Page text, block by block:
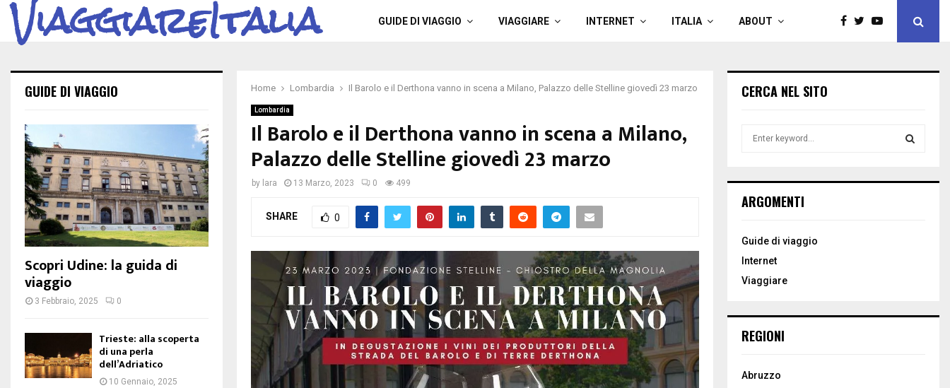
ViaggiareItalia GUIDE DI VIAGGIO VIAGGIARE INTERNET ITALIA ABOUT
Home Lombardia Il Barolo e il Derthona vanno in scena a Milano, Palazzo delle Stelline giovedì 23 marzo
Lombardia
Il Barolo e il Derthona vanno in scena a Milano,
Palazzo delle Stelline giovedì 23 marzo
by lara 13 Marzo, 2023 0 499
SHARE 0
GUIDE DI VIAGGIO
Scopri Udine: la guida di
viaggio
3 Febbraio, 2025 0
Trieste: alla scoperta
di una perla
dell’Adriatico
10 Gennaio, 2025
CERCA NEL SITO
h
o
:
ARGOMENTI
Guide di viaggio
Internet
Viaggiare
REGIONI
Abruzzo